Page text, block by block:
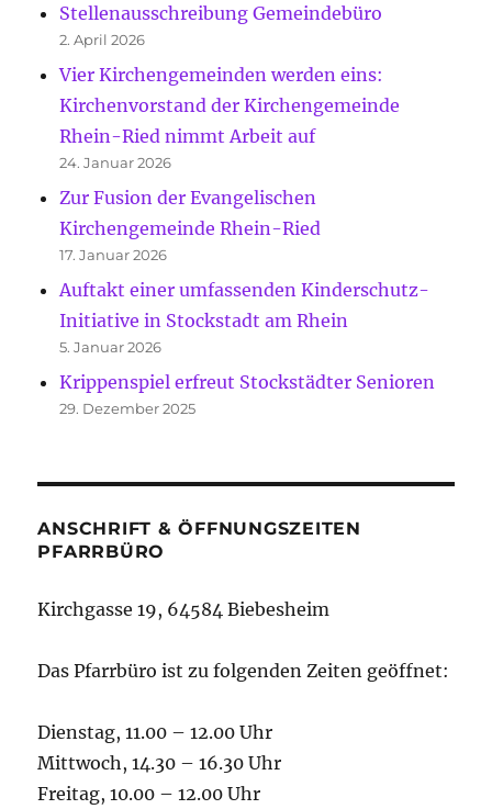
Stellenausschreibung Gemeindebüro
2. April 2026
Vier Kirchengemeinden werden eins:
Kirchenvorstand der Kirchengemeinde
Rhein-Ried nimmt Arbeit auf
24. Januar 2026
Zur Fusion der Evangelischen
Kirchengemeinde Rhein-Ried
17. Januar 2026
Auftakt einer umfassenden Kinderschutz-
Initiative in Stockstadt am Rhein
5. Januar 2026
Krippenspiel erfreut Stockstädter Senioren
29. Dezember 2025
ANSCHRIFT & ÖFFNUNGSZEITEN
PFARRBÜRO
Kirchgasse 19, 64584 Biebesheim
Das Pfarrbüro ist zu folgenden Zeiten geöffnet:
Dienstag, 11.00 – 12.00 Uhr
Mittwoch, 14.30 – 16.30 Uhr
Freitag, 10.00 – 12.00 Uhr